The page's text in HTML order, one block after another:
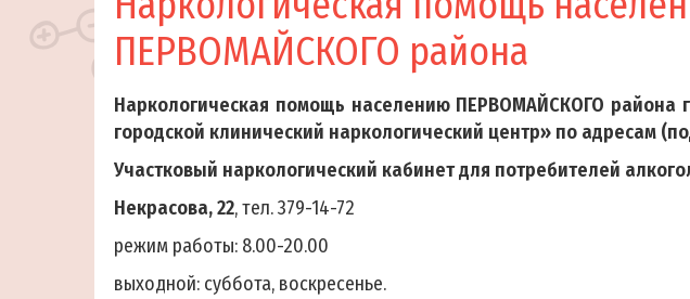
ПЕРВОМАЙСКОГО района
Наркологическая помощь населению ПЕРВОМАЙСКОГО района
городской клинический наркологический центр» по адресам
Участковый наркологический кабинет для потребителей
Некрасова, 22, тел. 379-14-72
режим работы: 8.00-20.00
выходной: суббота, воскресенье.